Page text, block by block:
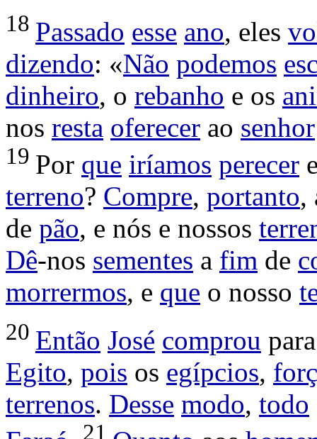
18 Passado esse ano, eles
dizendo: «Não podemos
dinheiro, o rebanho e os
nos resta oferecer ao senhor
19 Por que iríamos perecer
terreno? Compre, portanto,
de pão, e nós e nossos
Dê-nos sementes a fim de
morrermos, e que o nosso
20 Então José comprou
Egito, pois os egípcios,
terrenos. Desse modo, todo
21